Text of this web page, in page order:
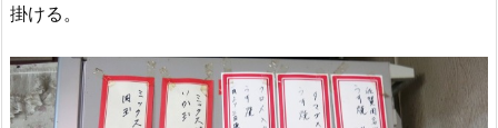
掛ける。